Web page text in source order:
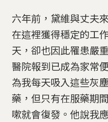
六年前，黛維與丈夫
在這裡獲得穩定的工
天，卻也因此罹患嚴
醫院報到已成為家常
為我每天吸入這些灰
藥，但只有在服藥期
嗽就會復發。他說我